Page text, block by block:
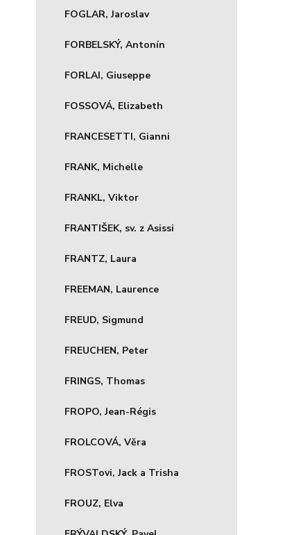
FOGLAR, Jaroslav
FORBELSKÝ, Antonín
FORLAI, Giuseppe
FOSSOVÁ, Elizabeth
FRANCESETTI, Gianni
FRANK, Michelle
FRANKL, Viktor
FRANTIŠEK, sv. z Asissi
FRANTZ, Laura
FREEMAN, Laurence
FREUD, Sigmund
FREUCHEN, Peter
FRINGS, Thomas
FROPO, Jean-Régis
FROLCOVÁ, Věra
FROSTovi, Jack a Trisha
FROUZ, Elva